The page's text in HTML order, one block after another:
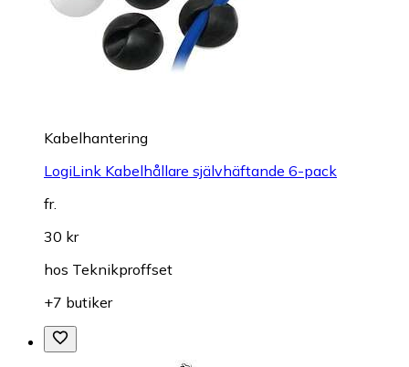
Kabelhantering
LogiLink Kabelhållare självhäftande 6-pack
fr.
30 kr
hos Teknikproffset
+7 butiker